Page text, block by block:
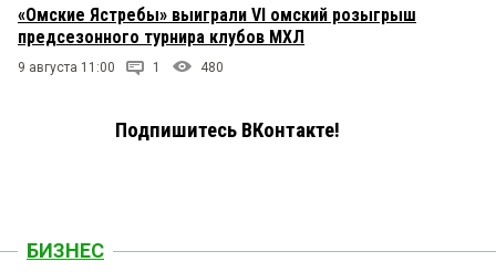
«Омские Ястребы» выиграли VI омский розыгрыш
предсезонного турнира клубов МХЛ
9 августа 11:00 1 480
Подпишитесь ВКонтакте!
БИЗНЕС